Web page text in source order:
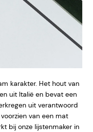
karakter. Het hout van
uit Italië en bevat een
uit verantwoord
van een mat
bij onze lijstenmaker in